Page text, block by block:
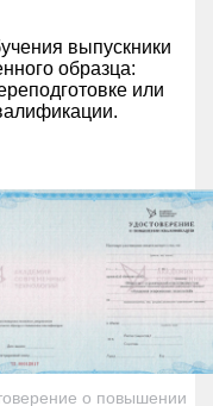
выпускники
образца:
или
о повышении